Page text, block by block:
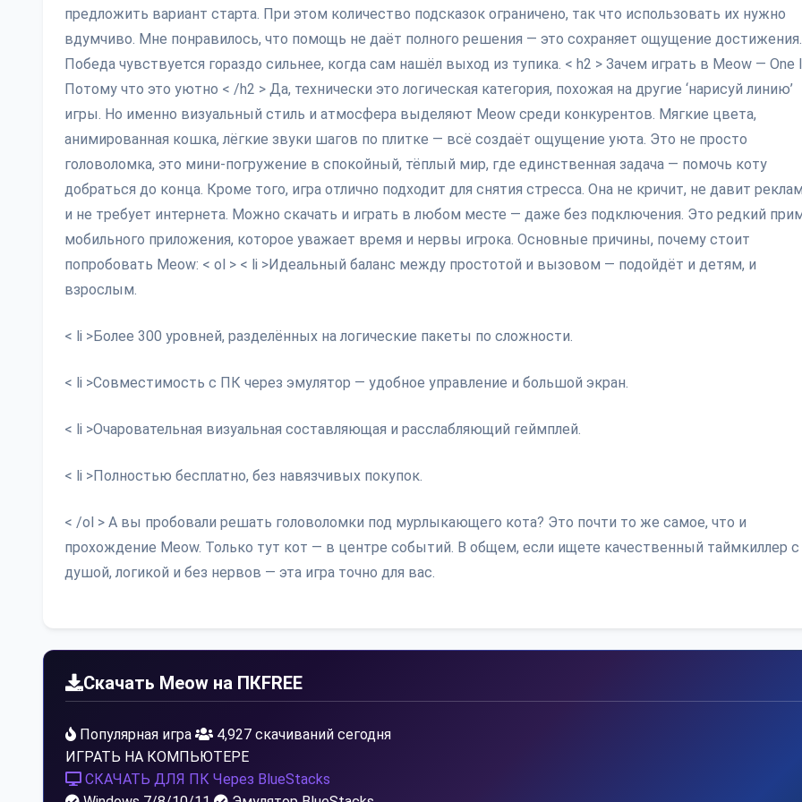
предложить вариант старта. При этом количество подсказок ограничено, так что использовать их нужно
вдумчиво. Мне понравилось, что помощь не даёт полного решения — это сохраняет ощущение достижения.
Победа чувствуется гораздо сильнее, когда сам нашёл выход из тупика. < h2 > Зачем играть в Meow — One
Потому что это уютно < /h2 > Да, технически это логическая категория, похожая на другие ‘нарисуй линию’
игры. Но именно визуальный стиль и атмосфера выделяют Meow среди конкурентов. Мягкие цвета,
анимированная кошка, лёгкие звуки шагов по плитке — всё создаёт ощущение уюта. Это не просто
головоломка, это мини-погружение в спокойный, тёплый мир, где единственная задача — помочь коту
добраться до конца. Кроме того, игра отлично подходит для снятия стресса. Она не кричит, не давит
и не требует интернета. Можно скачать и играть в любом месте — даже без подключения. Это редкий
мобильного приложения, которое уважает время и нервы игрока. Основные причины, почему стоит
попробовать Meow: < ol > < li >Идеальный баланс между простотой и вызовом — подойдёт и детям, и
взрослым.
< li >Более 300 уровней, разделённых на логические пакеты по сложности.
< li >Совместимость с ПК через эмулятор — удобное управление и большой экран.
< li >Очаровательная визуальная составляющая и расслабляющий геймплей.
< li >Полностью бесплатно, без навязчивых покупок.
< /ol > А вы пробовали решать головоломки под мурлыкающего кота? Это почти то же самое, что и
прохождение Meow. Только тут кот — в центре событий. В общем, если ищете качественный таймкиллер с
душой, логикой и без нервов — эта игра точно для вас.
Скачать Meow на ПКFREE
Популярная игра
4,927 скачиваний сегодня
ИГРАТЬ НА КОМПЬЮТЕРЕ
СКАЧАТЬ ДЛЯ ПК Через BlueStacks